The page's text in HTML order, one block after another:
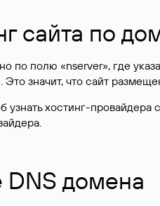
сайта по
по полю «nserver», где
Это значит, что сайт
хостинг-
DNS домена